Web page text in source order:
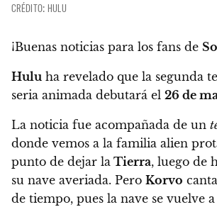
CRÉDITO: HULU
¡Buenas noticias para los fans de
Huluha revelado que la segunda
seria animada debutará el 26 de
La noticia fue acompañada de un
donde vemos a la familia alien
punto de dejar la Tierra, luego de
su nave averiada. Pero Korvo
de tiempo, pues la nave se vuelve